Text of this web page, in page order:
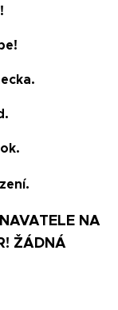
.
NA
ŽÁDNÁ